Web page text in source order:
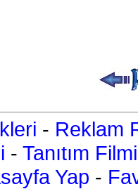
- Reklam
- Tanıtım Filmi
Yap -